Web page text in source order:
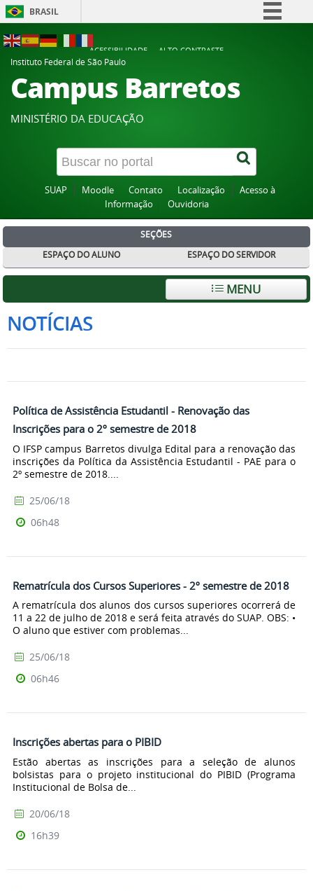
BRASIL
Participe
Acesso à informação
Canais
ACESSIBILIDADE
ALTO CONTRASTE
Instituto Federal de São Paulo
Campus Barretos
MINISTÉRIO DA EDUCAÇÃO
SUAP Moodle Contato Localização
Acesso à
Informação
Ouvidoria
SEÇÕES
ESPAÇO DO ALUNO
ESPAÇO DO SERVIDOR
MENU
NOTÍCIAS
Política de Assistência Estudantil - Renovação das
Inscrições para o 2º semestre de 2018
O IFSP campus Barretos divulga Edital para a renovação das
inscrições da Política da Assistência Estudantil - PAE para o
2º semestre de 2018....
25/06/18
06h48
Rematrícula dos Cursos Superiores - 2º semestre de 2018
A rematrícula dos alunos dos cursos superiores ocorrerá de
11 a 22 de julho de 2018 e será feita através do SUAP. OBS: •
O aluno que estiver com problemas...
25/06/18
06h46
Inscrições abertas para o PIBID
Estão abertas as inscrições para a seleção de alunos
bolsistas para o projeto institucional do PIBID (Programa
Institucional de Bolsa de...
20/06/18
16h39